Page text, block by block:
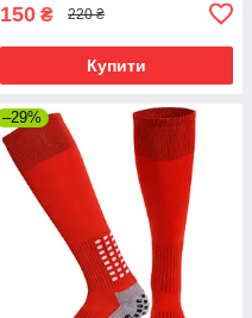
150 ₴ 220 ₴
Купити
–29%